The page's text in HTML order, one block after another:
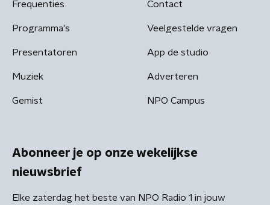
Frequenties
Programma's
Presentatoren
Muziek
Gemist
Contact
Veelgestelde vragen
App de studio
Adverteren
NPO Campus
Abonneer je op onze wekelijkse
nieuwsbrief
Elke zaterdag het beste van NPO Radio 1 in jouw